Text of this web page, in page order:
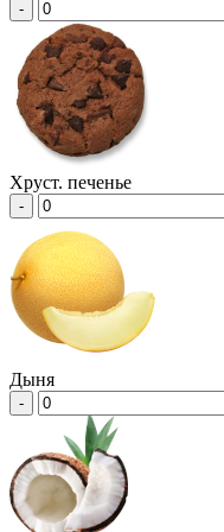
-
Хруст. печенье
-
Дыня
-